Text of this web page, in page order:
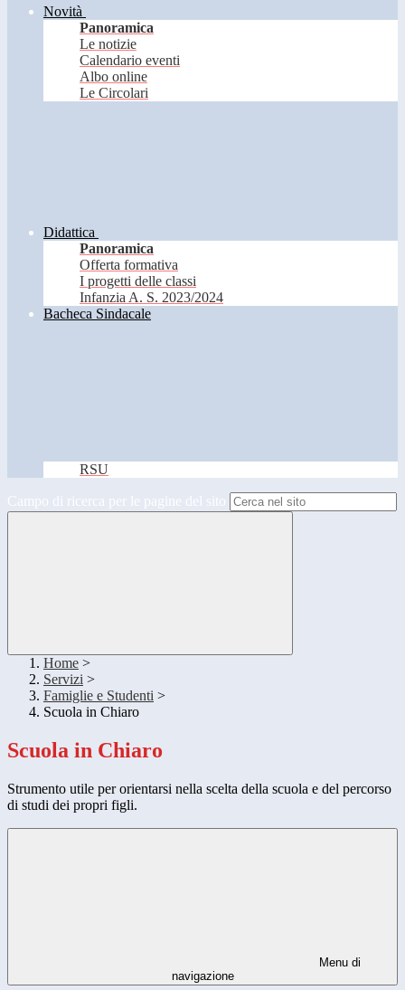
Novità
Panoramica
Le notizie
Calendario eventi
Albo online
Le Circolari
Didattica
Panoramica
Offerta formativa
I progetti delle classi
Infanzia A. S. 2023/2024
Bacheca Sindacale
RSU
Campo di ricerca per le pagine del sito
Home >
Servizi >
Famiglie e Studenti >
Scuola in Chiaro
Scuola in Chiaro
Strumento utile per orientarsi nella scelta della scuola e del percorso
di studi dei propri figli.
Menu di
navigazione